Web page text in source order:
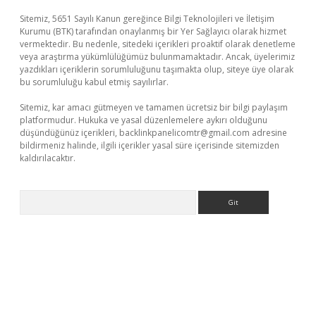
Sitemiz, 5651 Sayılı Kanun gereğince Bilgi Teknolojileri ve İletişim
Kurumu (BTK) tarafından onaylanmış bir Yer Sağlayıcı olarak hizmet
vermektedir. Bu nedenle, sitedeki içerikleri proaktif olarak denetleme
veya araştırma yükümlülüğümüz bulunmamaktadır. Ancak, üyelerimiz
yazdıkları içeriklerin sorumluluğunu taşımakta olup, siteye üye olarak
bu sorumluluğu kabul etmiş sayılırlar.
Sitemiz, kar amacı gütmeyen ve tamamen ücretsiz bir bilgi paylaşım
platformudur. Hukuka ve yasal düzenlemelere aykırı olduğunu
düşündüğünüz içerikleri, backlinkpanelicomtr@gmail.com adresine
bildirmeniz halinde, ilgili içerikler yasal süre içerisinde sitemizden
kaldırılacaktır.